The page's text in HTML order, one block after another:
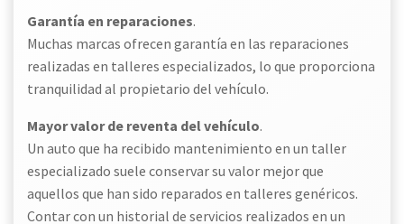
Garantía en reparaciones.
Muchas marcas ofrecen garantía en las reparaciones
realizadas en talleres especializados, lo que proporciona
tranquilidad al propietario del vehículo.
Mayor valor de reventa del vehículo.
Un auto que ha recibido mantenimiento en un taller
especializado suele conservar su valor mejor que
aquellos que han sido reparados en talleres genéricos.
Contar con un historial de servicios realizados en un